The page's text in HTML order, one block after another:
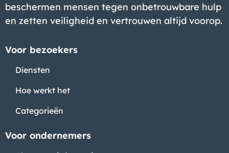
beschermen mensen tegen onbetrouwbare hulp
en zetten veiligheid en vertrouwen altijd voorop.
Voor bezoekers
Diensten
Hoe werkt het
Categorieën
Voor ondernemers